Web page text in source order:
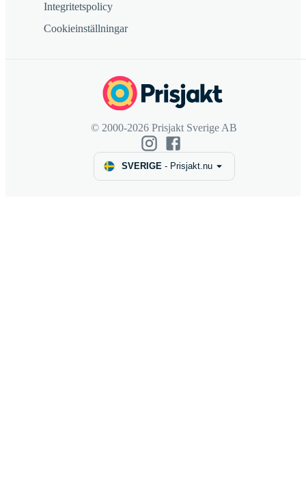
Integritetspolicy
Cookieinställningar
© 2000-2026 Prisjakt Sverige AB
SVERIGE- Prisjakt.nu